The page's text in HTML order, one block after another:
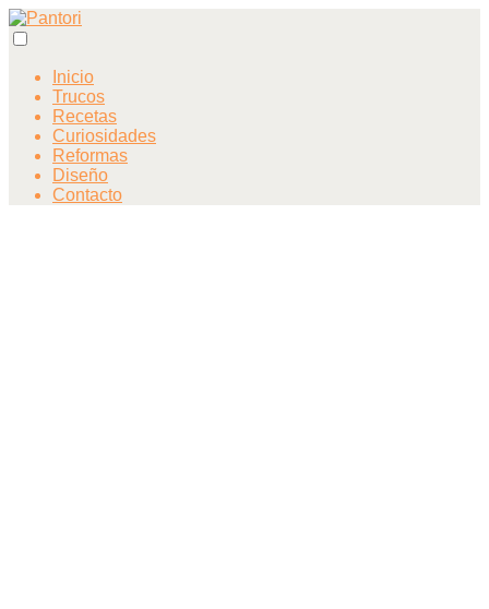
Inicio
Trucos
Recetas
Curiosidades
Reformas
Diseño
Contacto